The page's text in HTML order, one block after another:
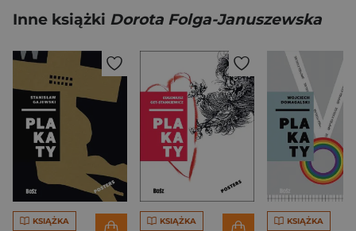
Inne książki Dorota Folga-Januszewska
KSIĄŻKA KSIĄŻKA KSIĄŻKA